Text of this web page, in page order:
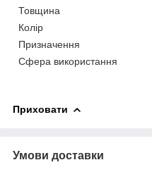
Товщина
Колір
Призначення
Сфера використання
Приховати
Умови доставки